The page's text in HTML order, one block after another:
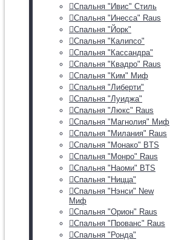
Спальня "Ивис" Стиль
Спальня "Инесса" Raus
Спальня "Йорк"
Спальня "Калипсо"
Спальня "Кассандра"
Спальня "Квадро" Raus
Спальня "Ким" Миф
Спальня "Либерти"
Спальня "Луиджа"
Спальня "Люкс" Raus
Спальня "Магнолия" Миф
Спальня "Милания" Raus
Спальня "Монако" BTS
Спальня "Монро" Raus
Спальня "Наоми" BTS
Спальня "Ницца"
Спальня "Нэнси" New
Миф
Спальня "Орион" Raus
Спальня "Прованс" Raus
Спальня "Ронда"